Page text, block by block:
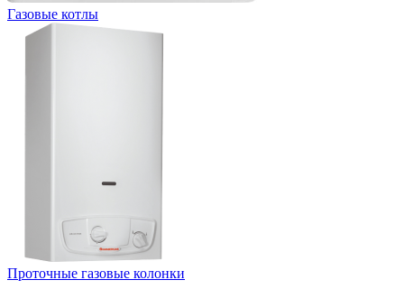
Газовые котлы
Проточные газовые колонки